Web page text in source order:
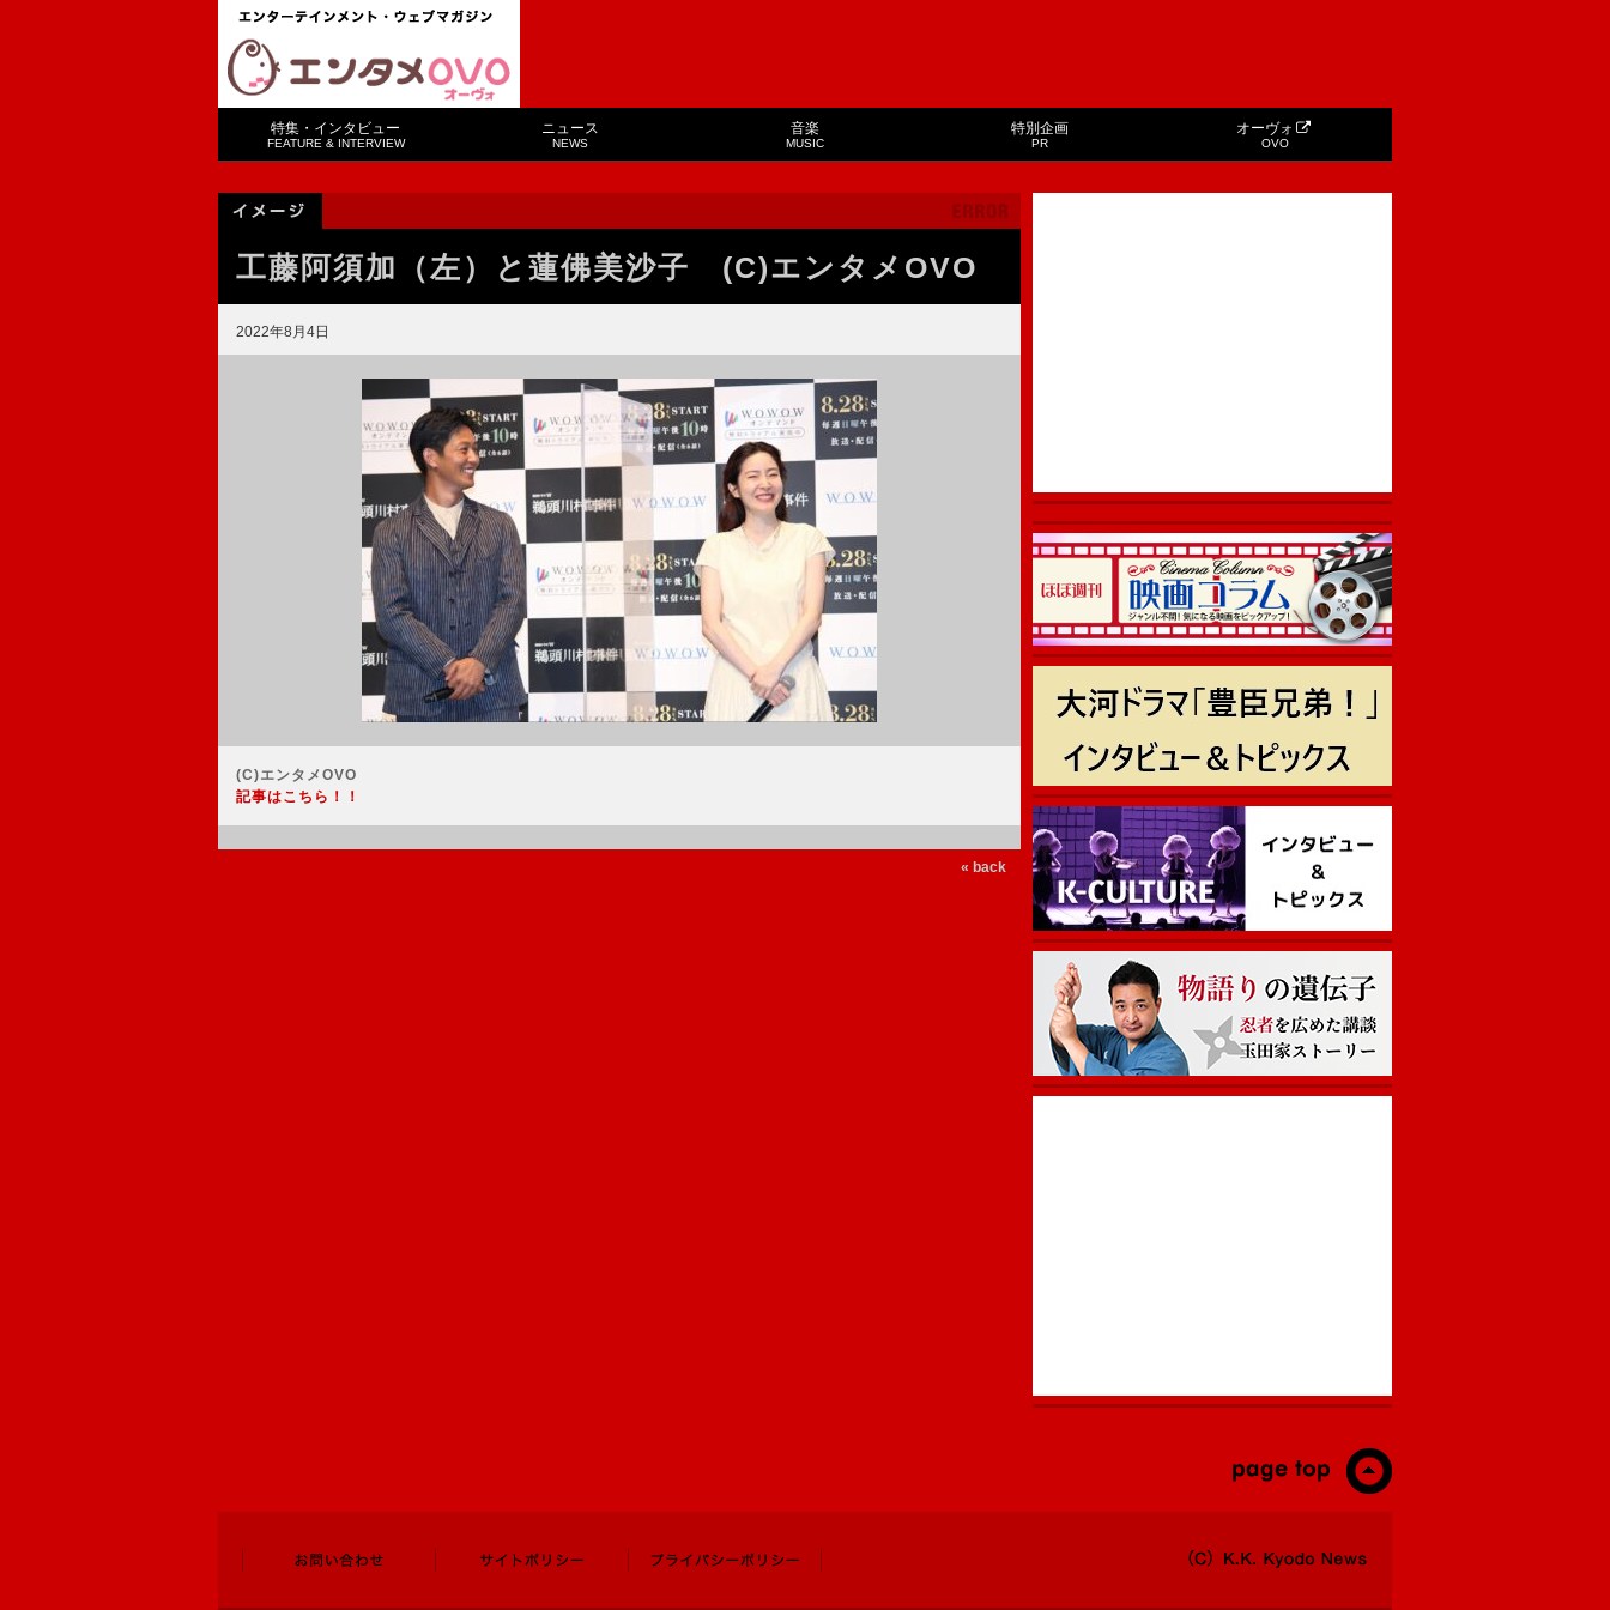
特集・インタビュー
FEATURE & INTERVIEW
ニュース
NEWS
音楽
MUSIC
特別企画
PR
オーヴォ
OVO
工藤阿須加（左）と蓮佛美沙子 (C)エンタメOVO
2022年8月4日
(C)エンタメOVO
記事はこちら！！
« back